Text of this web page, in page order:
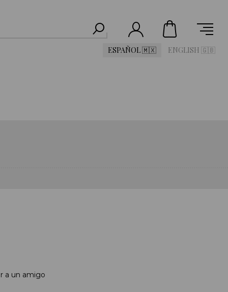
ESPAÑOL 🇲🇽 ENGLISH 🇬🇧
a un amigo